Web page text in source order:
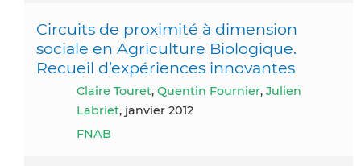
Circuits de proximité à dimension
sociale en Agriculture Biologique.
Recueil d’expériences innovantes
Claire Touret, Quentin Fournier, Julien
Labriet, janvier 2012
FNAB